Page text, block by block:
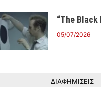
“The Black
05/07/2026
ΔΙΑΦΗΜΙΣΕΙΣ